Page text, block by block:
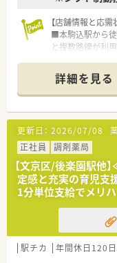
■土曜日の勤務は
時間を自由に使
形態です。
身ともに健康な
っています。
【店舗情報と応需
■本駒込駅から
と複数路線が利
■面分業を推進
れて薬剤師とし
■法人平均として
る体制を敷いて
【法人特徴につい
■全国に1,300店
や在宅医療、介
です。
■「人々のココロ
という理念を掲
進しています。
■マツモトキヨ
1兆円規模の強固
けられます。
詳細を見る
更新日： 2026/07/08
正社員
調剤薬局
【文京区/後楽園駅
定感と充実の育児支
1分単位支給でメリ
駅チカ 年間休日120